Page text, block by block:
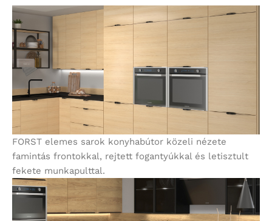
FORST elemes sarok konyhabútor közeli nézete
famintás frontokkal, rejtett fogantyúkkal és letisztult
fekete munkapulttal.